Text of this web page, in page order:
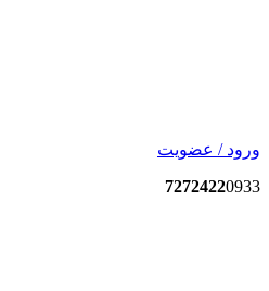
ورود / عضویت
72724220933